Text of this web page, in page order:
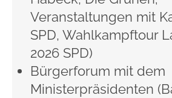
Veranstaltungen mit
SPD, Wahlkampftour
2026 SPD)
Bürgerforum mit dem
Ministerpräsidenten